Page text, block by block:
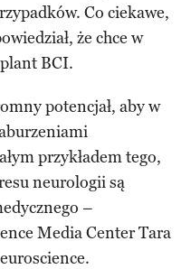
Co ciekawe,
że chce w
BCI.
potencjał, aby w
przykładem tego,
neurologii są
–
Media Center Tara